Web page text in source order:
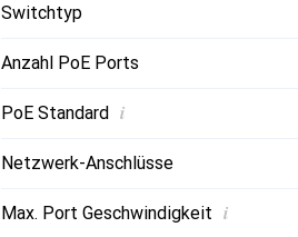
Switchtyp
Anzahl PoE Ports
PoE Standard i
Netzwerk-Anschlüsse
Max. Port Geschwindigkeit i